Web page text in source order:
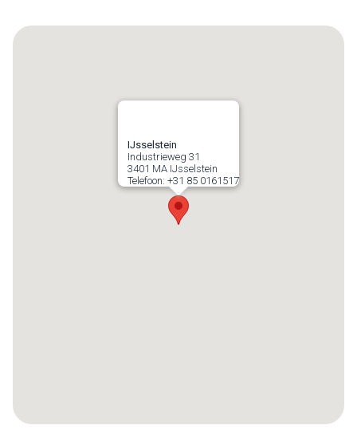
IJsselstein
Industrieweg 31
3401 MA IJsselstein
Telefoon: +31 85 0161517